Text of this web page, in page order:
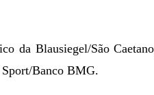
da Blausiegel/São
Sport/Banco BMG.